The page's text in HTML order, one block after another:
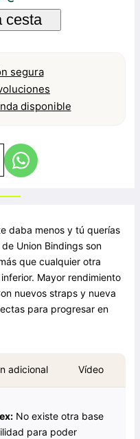
cesta
segura
disponible
daba menos y tú querías
Union Bindings son
que cualquier otra
Mayor rendimiento
nuevos straps y nueva
para progresar en
adicional Vídeo
No existe otra base
para poder